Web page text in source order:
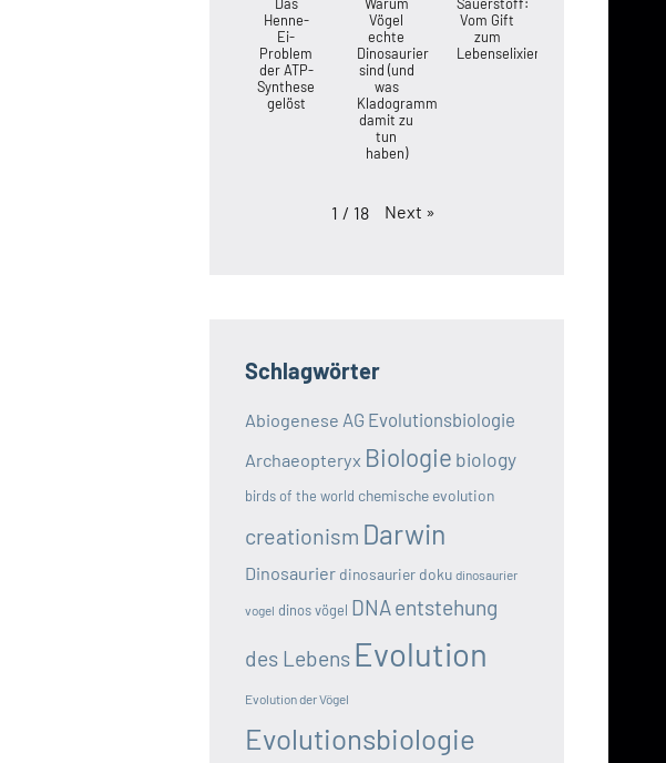
Henne-
Ei-
Problem
der ATP-
Synthese
gelöst
Vögel
echte
Dinosaurier
sind (und
was
Kladogramme
damit zu
tun
haben)
Vom Gift
zum
Lebenselixier
1 / 18 Next »
Schlagwörter
Abiogenese AG Evolutionsbiologie
Archaeopteryx Biologie biology
birds of the world chemische evolution
creationism Darwin
Dinosaurier dinosaurier doku dinosaurier
vogel dinos vögel DNAentstehung
des Lebens Evolution
Evolution der Vögel
Evolutionsbiologie